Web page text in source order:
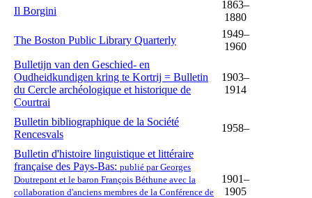
Il Borgini
1863–
1880
The Boston Public Library Quarterly
1949–
1960
Bulletijn van den Geschied- en
Oudheidkundigen kring te Kortrij = Bulletin
du Cercle archéologique et historique de
Courtrai
1903–
1914
Bulletin bibliographique de la Société
Rencesvals
1958–
Bulletin d'histoire linguistique et littéraire
française des Pays-Bas: publié par Georges
Doutrepont et le baron François Béthune avec la
collaboration d'anciens membres de la Conférence de
1901–
1905